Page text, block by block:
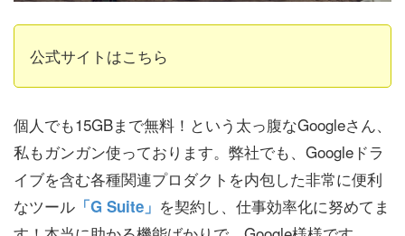
公式サイトはこちら
個人でも15GBまで無料！という太っ腹なGoogleさん、
私もガンガン使っております。弊社でも、Googleドラ
イブを含む各種関連プロダクトを内包した非常に便利
なツール 「G Suite」 を契約し、仕事効率化に努めてま